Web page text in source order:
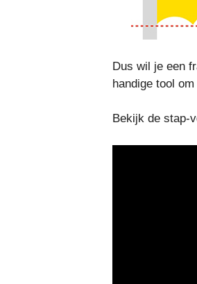
Dus wil je een
handige tool
Bekijk de stap-